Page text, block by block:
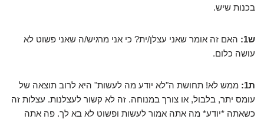
בכנות שיש.
ש1:
האם זה אומר שאני עצלן/ית? כי אני מרגיש/ה שאני פשוט לא
עושה כלום.
ת1:
ממש לא! תחושת ה"לא יודע מה לעשות" היא לרוב תוצאה של
עומס יתר, בלבול, או צורך במנוחה. זה לא קשור לעצלנות. עצלות זה
כשאתה *יודע* מה אתה אמור לעשות ופשוט לא בא לך. פה אתה